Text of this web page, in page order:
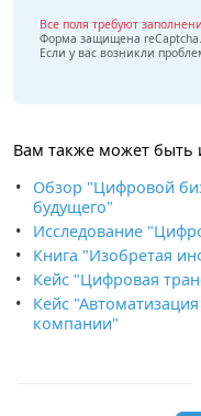
Все поля требуют
Форма защищена reCaptcha.
Если у вас возникли
Вам также может быть
Обзор "Цифровой
будущего"
Исследование
Книга "Изобретая
Кейс "Цифровая
Кейс
компании"